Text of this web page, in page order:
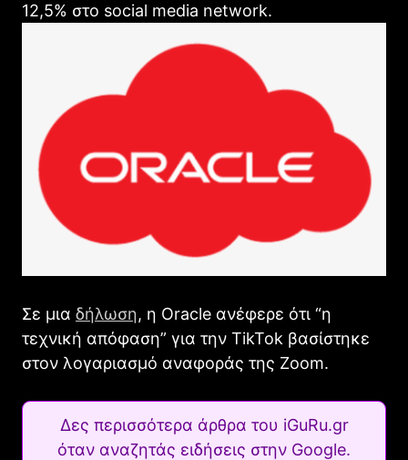
12,5% στο social media network.
Σε μια δήλωση, η Oracle ανέφερε ότι “η
τεχνική απόφαση” για την TikTok βασίστηκε
στον λογαριασμό αναφοράς της Zoom.
Δες περισσότερα άρθρα του iGuRu.gr
όταν αναζητάς ειδήσεις στην Google.